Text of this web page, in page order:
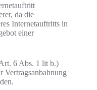
da die
Internetauftritts in
einer
6 Abs. 1 lit b.)
Vertragsanbahnung